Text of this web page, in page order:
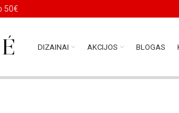
DIZAINAI AKCIJOS BLOGAS
50€